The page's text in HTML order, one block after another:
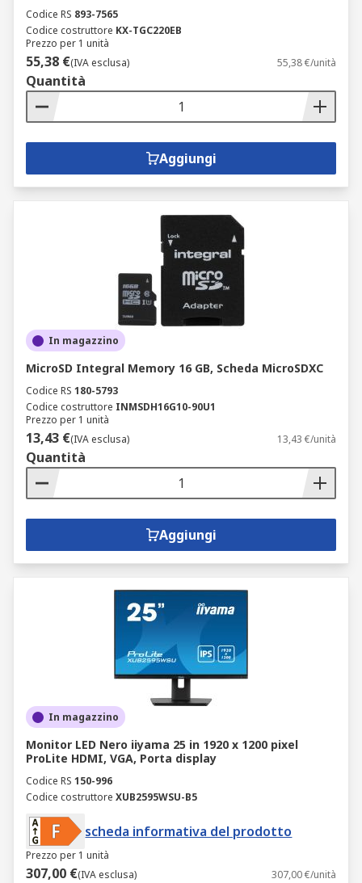
Codice RS 893-7565
Codice costruttore KX-TGC220EB
Prezzo per 1 unità
55,38 €(IVA esclusa) 55,38 €/unità
Quantità
Aggiungi
In magazzino
MicroSD Integral Memory 16 GB, Scheda MicroSDXC
Codice RS 180-5793
Codice costruttore INMSDH16G10-90U1
Prezzo per 1 unità
13,43 €(IVA esclusa) 13,43 €/unità
Quantità
Aggiungi
In magazzino
Monitor LED Nero iiyama 25 in 1920 x 1200 pixel
ProLite HDMI, VGA, Porta display
Codice RS 150-996
Codice costruttore XUB2595WSU-B5
scheda informativa del prodotto
Prezzo per 1 unità
307,00 €(IVA esclusa) 307,00 €/unità